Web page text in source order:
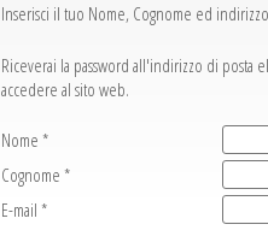
Inserisci il tuo Nome, Cognome ed
Riceverai la password all'indirizzo di posta
accedere al sito web.
Nome *
Cognome *
E-mail *